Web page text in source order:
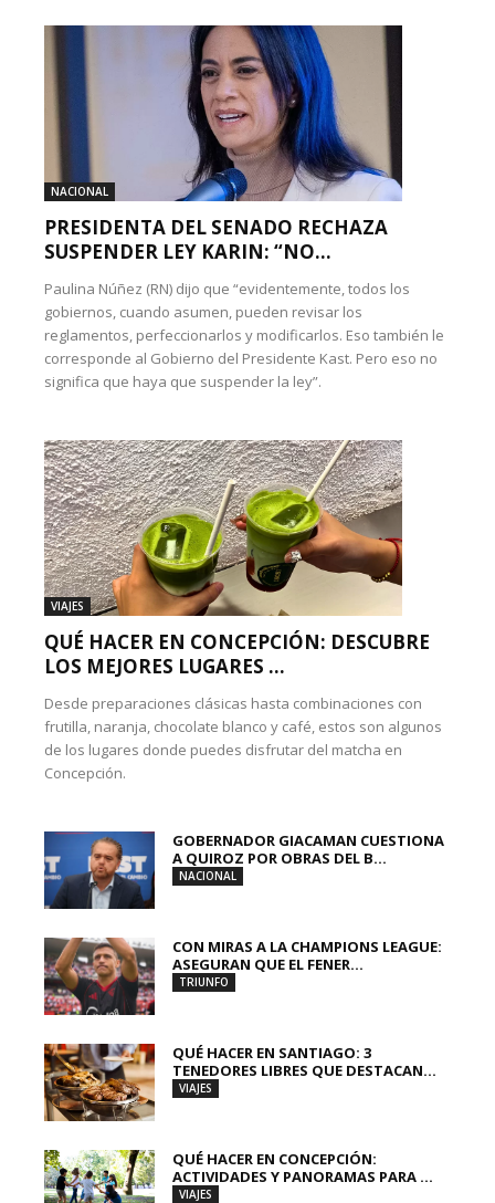
NACIONAL
PRESIDENTA DEL SENADO RECHAZA
SUSPENDER LEY KARIN: “NO...
Paulina Núñez (RN) dijo que “evidentemente, todos los
gobiernos, cuando asumen, pueden revisar los
reglamentos, perfeccionarlos y modificarlos. Eso también le
corresponde al Gobierno del Presidente Kast. Pero eso no
significa que haya que suspender la ley”.
VIAJES
QUÉ HACER EN CONCEPCIÓN: DESCUBRE
LOS MEJORES LUGARES ...
Desde preparaciones clásicas hasta combinaciones con
frutilla, naranja, chocolate blanco y café, estos son algunos
de los lugares donde puedes disfrutar del matcha en
Concepción.
GOBERNADOR GIACAMAN CUESTIONA
A QUIROZ POR OBRAS DEL B...
NACIONAL
CON MIRAS A LA CHAMPIONS LEAGUE:
ASEGURAN QUE EL FENER...
TRIUNFO
QUÉ HACER EN SANTIAGO: 3
TENEDORES LIBRES QUE DESTACAN...
VIAJES
QUÉ HACER EN CONCEPCIÓN:
ACTIVIDADES Y PANORAMAS PARA ...
VIAJES